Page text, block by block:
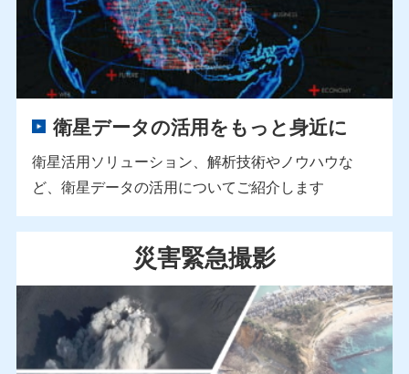
衛星データの活用をもっと身近に
衛星活用ソリューション、解析技術やノウハウな
ど、衛星データの活用についてご紹介します
災害緊急撮影